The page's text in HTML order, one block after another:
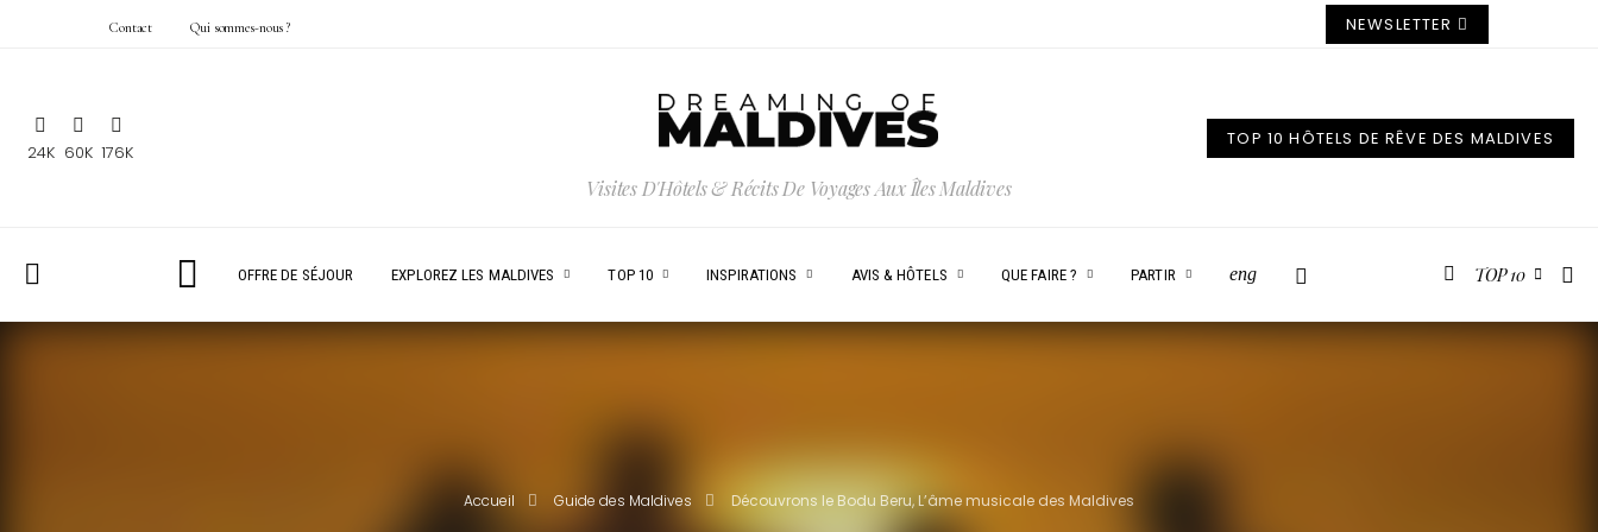
Contact Qui sommes-nous ? NEWSLETTER
24K 60K 176K
Visites D'Hôtels & Récits De Voyages Aux Îles Maldives
TOP 10 HÔTELS DE RÊVE DES MALDIVES
OFFRE DE SÉJOUR EXPLOREZ LES MALDIVES TOP 10 INSPIRATIONS AVIS & HÔTELS QUE FAIRE ? PARTIR eng TOP 10
Accueil Guide des Maldives Découvrons le Bodu Beru, L’âme musicale des Maldives